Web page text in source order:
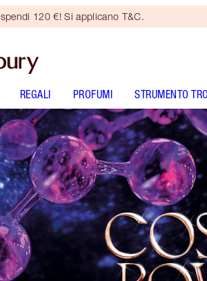
120 €! Si applicano T&C.
REGALI PROFUMI STRUMENTO